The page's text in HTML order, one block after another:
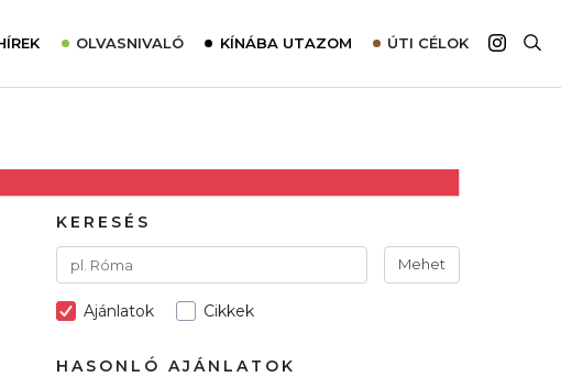
OLVASNIVALÓ
Utazómajom – CitySIM kártya a világutazóknak
Élménybeszámolók
Szállodalátogatás
Sajtómegjelenések
KÍNÁBA UTAZOM ÚTI CÉLOK
Afrika
KERESÉS
Mehet
Ajánlatok Cikkek
HASONLÓ AJÁNLATOK